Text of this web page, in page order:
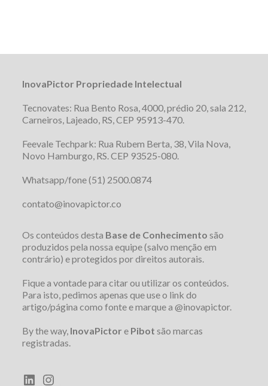
InovaPictor Propriedade Intelectual
Tecnovates: Rua Bento Rosa, 4000, prédio 20, sala 212,
Carneiros, Lajeado, RS, CEP 95913-470.
Feevale Techpark: Rua Rubem Berta, 38, Vila Nova,
Novo Hamburgo, RS. CEP 93525-080.
Whatsapp/fone (51) 2500.0874
contato@inovapictor.co
Os conteúdos desta Base de Conhecimento são
produzidos pela nossa equipe (salvo menção em
contrário) e protegidos por direitos autorais.
Fique a vontade para citar ou utilizar os conteúdos.
Para isto, pedimos apenas que use o link do
artigo/página como fonte e marque a @inovapictor.
By the way, InovaPictor e Pibot são marcas
registradas.
LinkedIn
Instagram